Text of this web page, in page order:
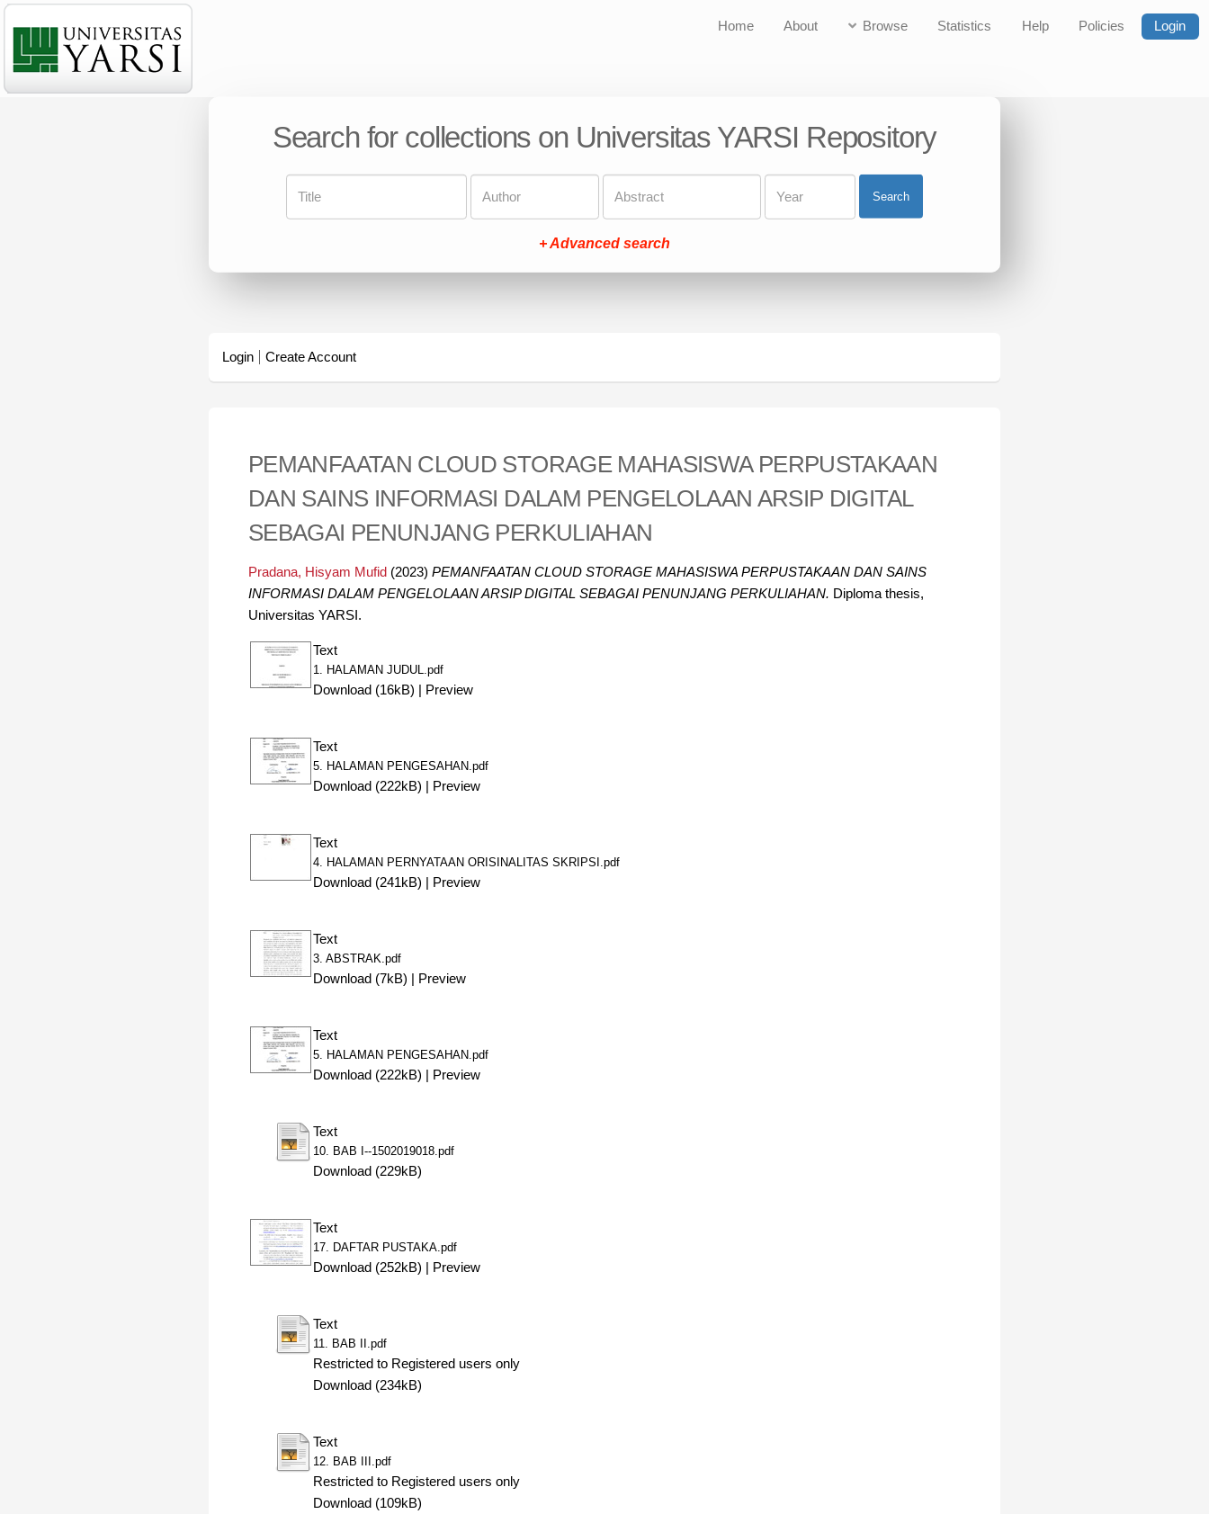
Home About Browse Statistics Help Policies Login
Search for collections on Universitas YARSI Repository
Search
+ Advanced search
Login Create Account
PEMANFAATAN CLOUD STORAGE MAHASISWA PERPUSTAKAAN
DAN SAINS INFORMASI DALAM PENGELOLAAN ARSIP DIGITAL
SEBAGAI PENUNJANG PERKULIAHAN
Pradana, Hisyam Mufid (2023) PEMANFAATAN CLOUD STORAGE MAHASISWA PERPUSTAKAAN DAN SAINS
INFORMASI DALAM PENGELOLAAN ARSIP DIGITAL SEBAGAI PENUNJANG PERKULIAHAN. Diploma thesis,
Universitas YARSI.
Text
1. HALAMAN JUDUL.pdf
Download (16kB) Preview
Text
5. HALAMAN PENGESAHAN.pdf
Download (222kB) Preview
Text
4. HALAMAN PERNYATAAN ORISINALITAS SKRIPSI.pdf
Download (241kB) Preview
Text
3. ABSTRAK.pdf
Download (7kB) Preview
Text
5. HALAMAN PENGESAHAN.pdf
Download (222kB) Preview
Text
10. BAB I--1502019018.pdf
Download (229kB)
Text
17. DAFTAR PUSTAKA.pdf
Download (252kB) Preview
Text
11. BAB II.pdf
Restricted to Registered users only
Download (234kB)
Text
12. BAB III.pdf
Restricted to Registered users only
Download (109kB)